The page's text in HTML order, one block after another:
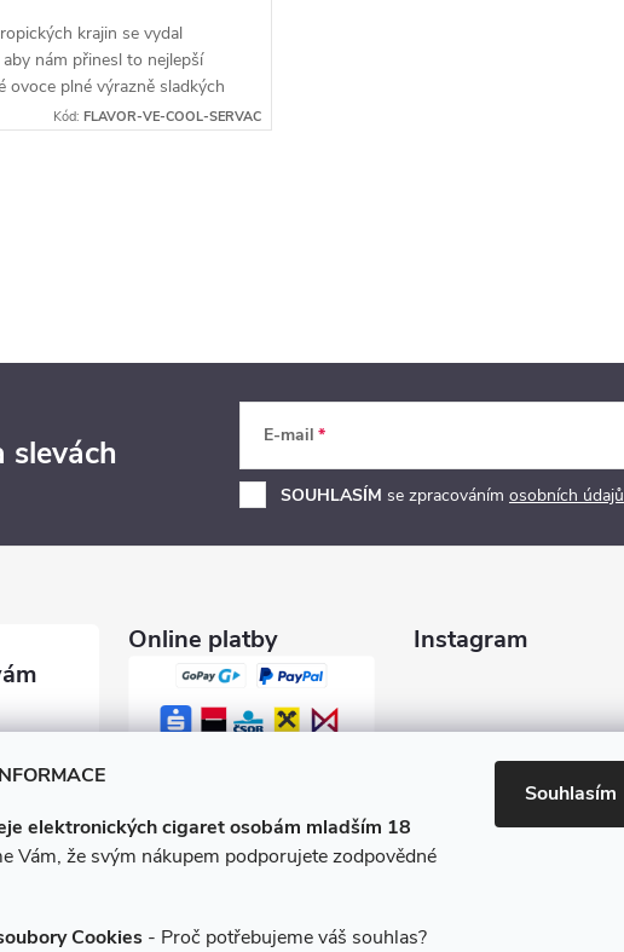
elektronických cigaret osobám mladším 18
Vám, že svým nákupem podporujete zodpovědné
Cookies - Proč potřebujeme váš souhlas?
Souhlasím
krajin se vydal
aby nám přinesl to nejlepší
ovoce plné výrazně sladkých
šťavnaté chuti. Kombinaci
Kód: FLAVOR-VE-COOL-SERVAC
slevách E-mail
SOUHLASÍM se zpracováním osobních údajů
600
e-ciga
Online platby Instagram